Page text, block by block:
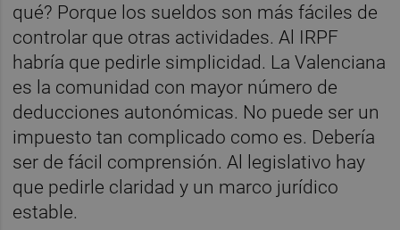
qué? Porque los sueldos son más fáciles de
controlar que otras actividades. Al IRPF
habría que pedirle simplicidad. La Valenciana
es la comunidad con mayor número de
deducciones autonómicas. No puede ser un
impuesto tan complicado como es. Debería
ser de fácil comprensión. Al legislativo hay
que pedirle claridad y un marco jurídico
estable.